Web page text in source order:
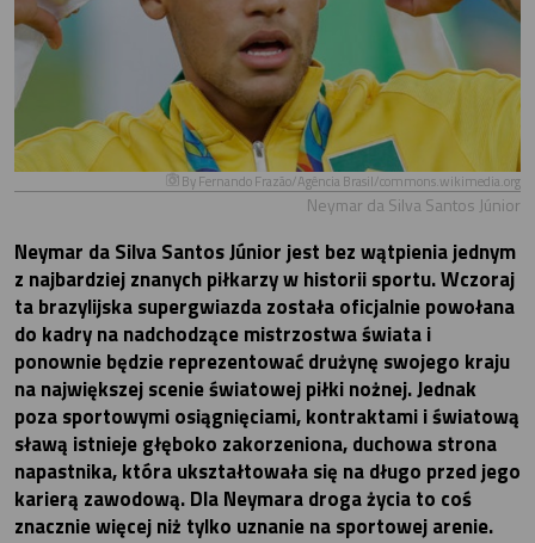
By Fernando Frazão/Agência Brasil/commons.wikimedia.org
Neymar da Silva Santos Júnior
Neymar da Silva Santos Júnior jest bez wątpienia jednym
z najbardziej znanych piłkarzy w historii sportu. Wczoraj
ta brazylijska supergwiazda została oficjalnie powołana
do kadry na nadchodzące mistrzostwa świata i
ponownie będzie reprezentować drużynę swojego kraju
na największej scenie światowej piłki nożnej. Jednak
poza sportowymi osiągnięciami, kontraktami i światową
sławą istnieje głęboko zakorzeniona, duchowa strona
napastnika, która ukształtowała się na długo przed jego
karierą zawodową. Dla Neymara droga życia to coś
znacznie więcej niż tylko uznanie na sportowej arenie.